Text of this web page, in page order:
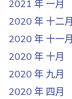
2021 年 一月
2020 年 十二月
2020 年 十一月
2020 年 十月
2020 年 九月
2020 年 四月